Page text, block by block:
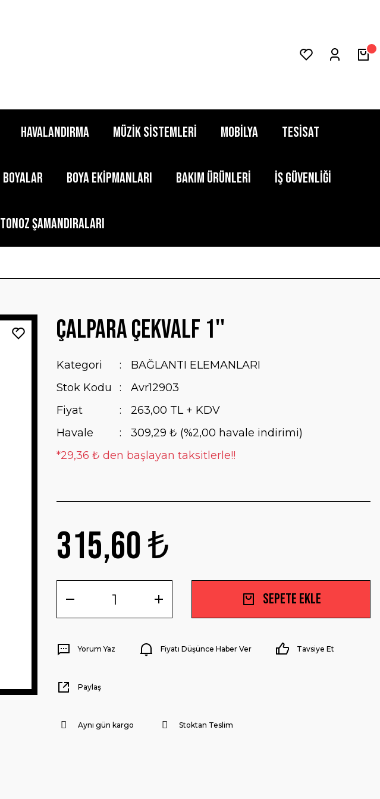
HAVALANDIRMA MÜZİK SİSTEMLERİ MOBİLYA TESİSAT
BOYALAR BOYA EKİPMANLARI BAKIM ÜRÜNLERİ İŞ GÜVENLİĞİ
TONOZ ŞAMANDIRALARI
Çalpara Çekvalf 1''
Kategori
BAĞLANTI ELEMANLARI
Stok Kodu
Avr12903
Fiyat
263,00 TL + KDV
Havale
309,29 ₺ (%2,00 havale indirimi)
*29,36 ₺ den başlayan taksitlerle!!
315,60 ₺
Sepete Ekle
Yorum Yaz Fiyatı Düşünce Haber Ver Tavsiye Et
Paylaş
Aynı gün kargo Stoktan Teslim